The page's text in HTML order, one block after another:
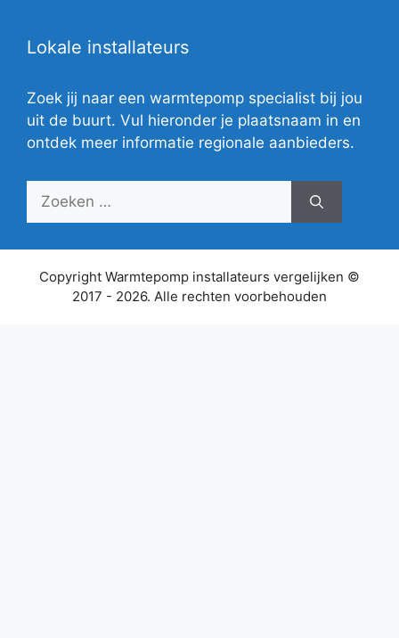
Lokale installateurs
Zoek jij naar een warmtepomp specialist bij jou
uit de buurt. Vul hieronder je plaatsnaam in en
ontdek meer informatie regionale aanbieders.
Zoek
Copyright Warmtepomp installateurs vergelijken ©
2017 - 2026. Alle rechten voorbehouden